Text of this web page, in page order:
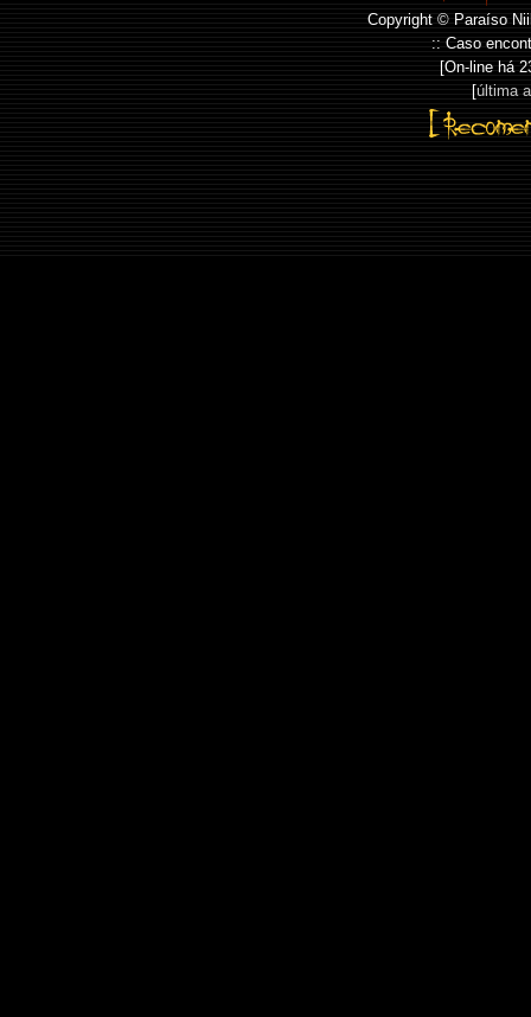
Copyright © Paraíso
:: Caso
[On-line há
[última